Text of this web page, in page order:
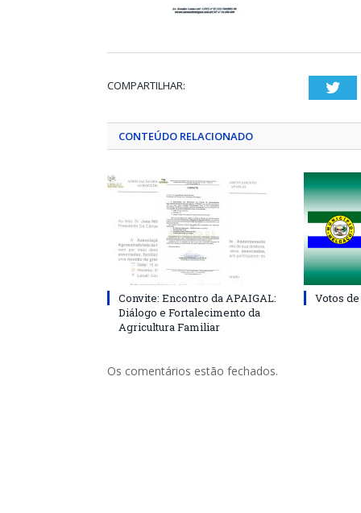
COMPARTILHAR:
CONTEÚDO RELACIONADO
Convite: Encontro da APAIGAL:
Diálogo e Fortalecimento da
Agricultura Familiar
Votos
Os comentários estão fechados.